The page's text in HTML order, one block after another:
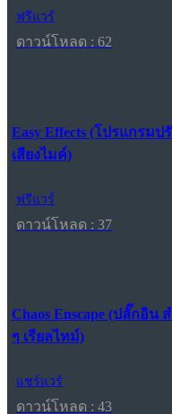
ฟรีแวร์
ดาวน์โหลด : 62
Easy Effects (โปรแกรมป
เสียงไมค์)
ฟรีแวร์
ดาวน์โหลด : 37
Chaos Enscape (ปลั๊กอิน
ๆ เรียลไทม์)
แชร์แวร์
ดาวน์โหลด : 43